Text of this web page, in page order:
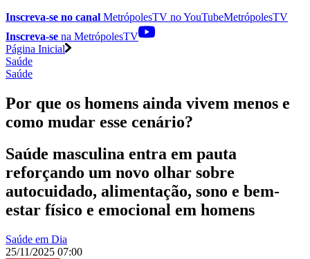
Inscreva-se no canal MetrópolesTV noYouTubeMetrópolesTV
Inscreva-se na MetrópolesTV
Página Inicial
Saúde
Saúde
Por que os homens ainda vivem menos e
como mudar esse cenário?
Saúde masculina entra em pauta
reforçando um novo olhar sobre
autocuidado, alimentação, sono e bem-
estar físico e emocional em homens
Saúde em Dia
25/11/2025 07:00